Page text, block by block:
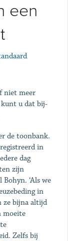
een
niet meer
kunt u dat bij­
de toonbank.
in
dag
zijn
‘Als we
in
ze bijna altijd
moeite
Zelfs bij